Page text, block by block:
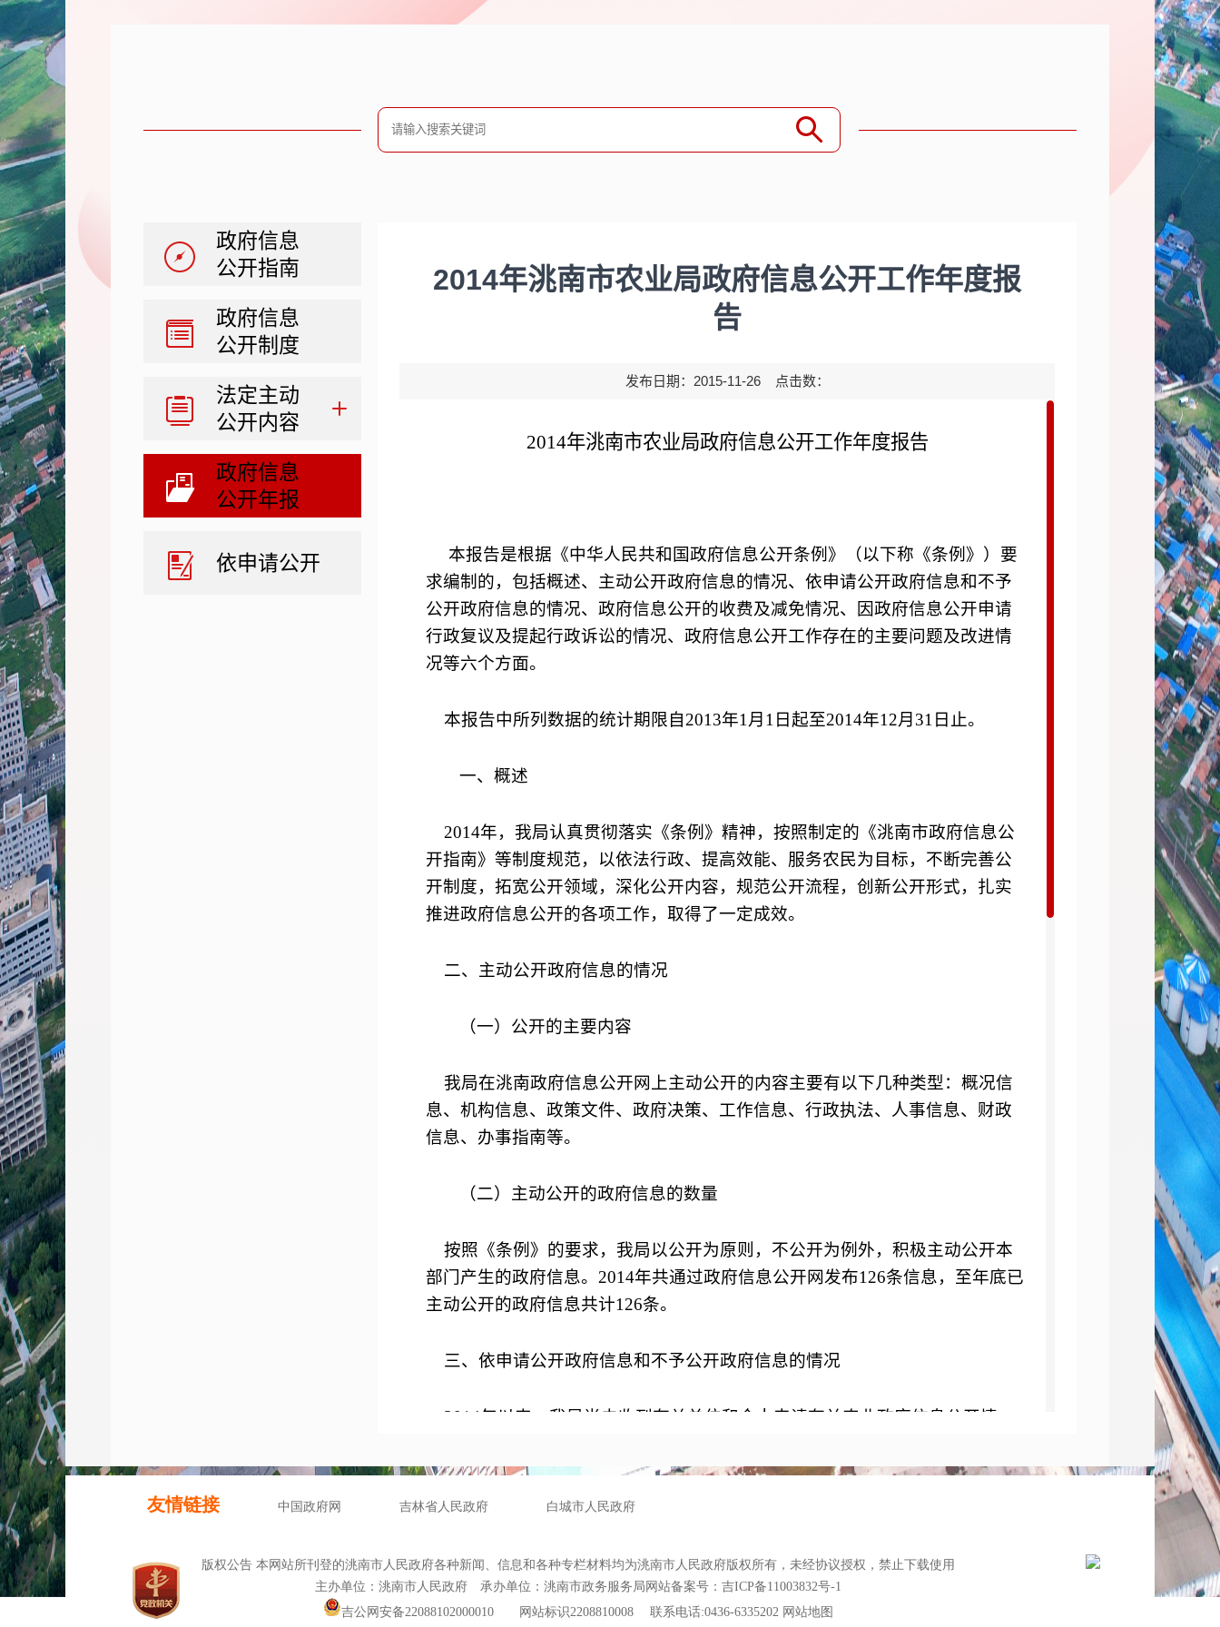
政府信息
公开指南
政府信息
公开制度
法定主动
公开内容
政府信息
公开年报
依申请公开
2014年洮南市农业局政府信息公开工作年度报
告
发布日期：2015-11-26 点击数：
2014年洮南市农业局政府信息公开工作年度报告
本报告是根据《中华人民共和国政府信息公开条例》（以下称《条例》）要
求编制的，包括概述、主动公开政府信息的情况、依申请公开政府信息和不予
公开政府信息的情况、政府信息公开的收费及减免情况、因政府信息公开申请
行政复议及提起行政诉讼的情况、政府信息公开工作存在的主要问题及改进情
况等六个方面。
本报告中所列数据的统计期限自2013年1 月 1 日起至2014年12月 31 日止。
一、概述
2014年，我局认真贯彻落实《条例》精神，按照制定的《洮南市政府信息公
开指南》等制度规范，以依法行政、提高效能、服务农民为目标，不断完善公
开制度，拓宽公开领域，深化公开内容，规范公开流程，创新公开形式，扎实
推进政府信息公开的各项工作，取得了一定成效。
二、主动公开政府信息的情况
（一）公开的主要内容
我局在洮南政府信息公开网上主动公开的内容主要有以下几种类型：概况信
息、机构信息、政策文件、政府决策、工作信息、行政执法、人事信息、财政
信息、办事指南等。
（二）主动公开的政府信息的数量
按照《条例》的要求，我局以公开为原则，不公开为例外，积极主动公开本
部门产生的政府信息。 2014年共通过政府信息公开网发布126条信息，至年底已
主动公开的政府信息共计126条。
三、依申请公开政府信息和不予公开政府信息的情况
2014 年以来，我局尚未收到有关单位和个人申请有关农业政府信息公开情
四、政府信息公开的收费及减免情况
2014年我局无受理依申请公开事项，因此没有政府信息公开的收费及减免情
况。并且，我局对一些农业企业、合作社、农业大户和农民来我局索要有关政
策文件，我局都免费提供，不存在收费情况。